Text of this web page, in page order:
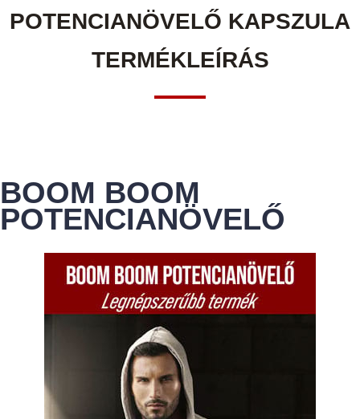
POTENCIANÖVELŐ KAPSZULA
TERMÉKLEÍRÁS
BOOM BOOM
POTENCIANÖVELŐ